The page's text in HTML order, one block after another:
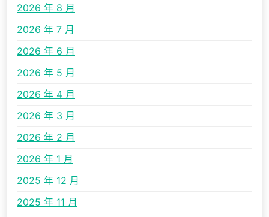
2026 年 8 月
2026 年 7 月
2026 年 6 月
2026 年 5 月
2026 年 4 月
2026 年 3 月
2026 年 2 月
2026 年 1 月
2025 年 12 月
2025 年 11 月